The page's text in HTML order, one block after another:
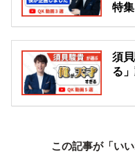
特集
須
る
この記事が「い